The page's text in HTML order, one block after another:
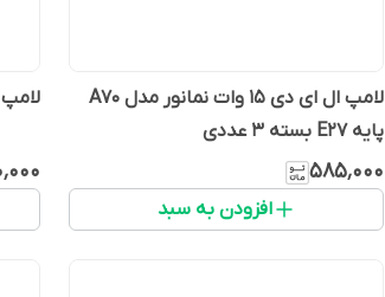
لامپ ال ای دی 15 وات نمانور مدل A70
پایه E27 بسته 3 عددی
۵۸۵٬۰۰۰
افزودن به سبد
لامپ